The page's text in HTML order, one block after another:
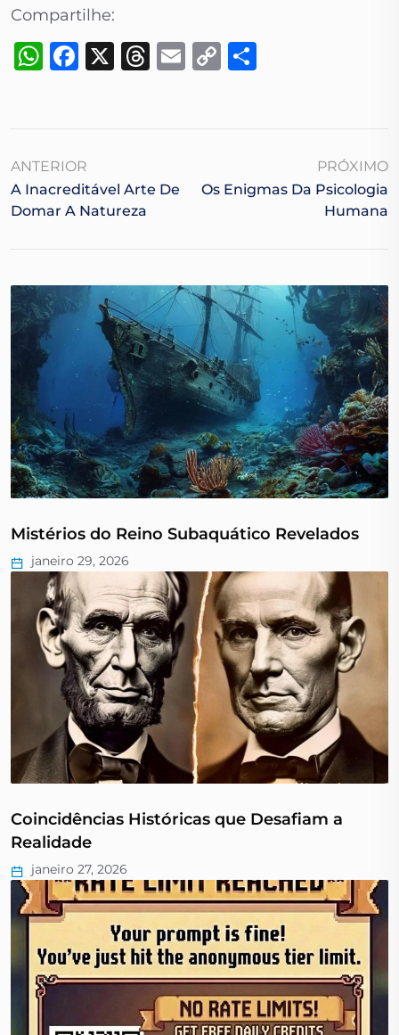
Compartilhe:
WhatsApp
Facebook
X Threads
Email
Copy
ANTERIOR
A Inacreditável Arte De
Domar A Natureza
PRÓXIMO
Os Enigmas Da Psicologia
Humana
Mistérios do Reino Subaquático Revelados
janeiro 29, 2026
Coincidências Históricas que Desafiam a
Realidade
janeiro 27, 2026